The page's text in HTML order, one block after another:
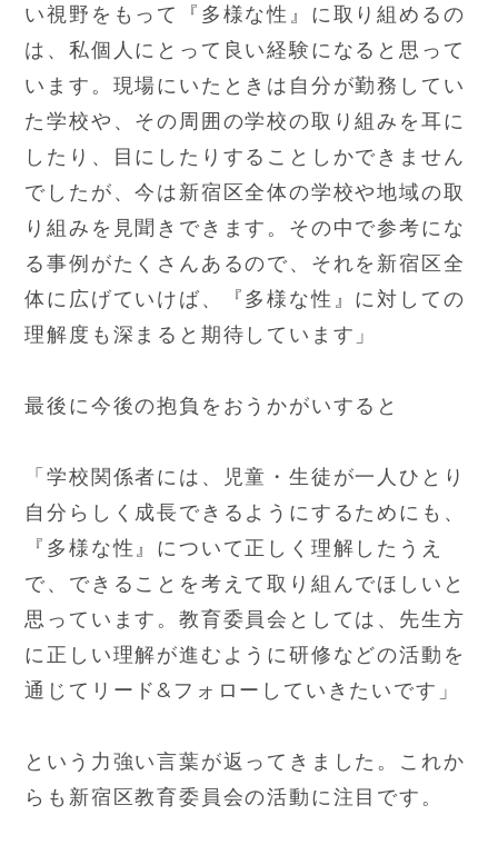
い視野をもって『多様な性』に取り組めるの
は、私個人にとって良い経験になると思って
います。現場にいたときは自分が勤務してい
た学校や、その周囲の学校の取り組みを耳に
したり、目にしたりすることしかできません
でしたが、今は新宿区全体の学校や地域の取
り組みを見聞きできます。その中で参考にな
る事例がたくさんあるので、それを新宿区全
体に広げていけば、『多様な性』に対しての
理解度も深まると期待しています」
最後に今後の抱負をおうかがいすると
「学校関係者には、児童・生徒が一人ひとり
自分らしく成長できるようにするためにも、
『多様な性』について正しく理解したうえ
で、できることを考えて取り組んでほしいと
思っています。教育委員会としては、先生方
に正しい理解が進むように研修などの活動を
通じてリード&フォローしていきたいです」
という力強い言葉が返ってきました。これか
らも新宿区教育委員会の活動に注目です。